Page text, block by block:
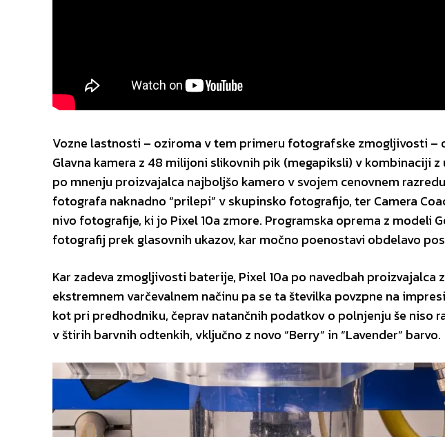
Vozne lastnosti – oziroma v tem primeru fotografske zmogljivosti –
Glavna kamera z 48 milijoni slikovnih pik (megapiksli) v kombinaciji
po mnenju proizvajalca najboljšo kamero v svojem cenovnem
fotografa naknadno “prilepi” v skupinsko fotografijo, ter Camera
nivo fotografije, ki jo Pixel 10a zmore. Programska oprema z modeli
fotografij prek glasovnih ukazov, kar močno poenostavi obdelavo
Kar zadeva zmogljivosti baterije, Pixel 10a po navedbah
ekstremnem varčevalnem načinu pa se ta številka povzpne na
kot pri predhodniku, čeprav natančnih podatkov o polnjenju še niso
v štirih barvnih odtenkih, vključno z novo “Berry” in “Lavender” barvo.